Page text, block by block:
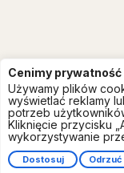
Cenimy
Używamy plików
wyświetlać reklamy
potrzeb
Kliknięcie przycisku
wykorzystywanie
Dostosuj
Projekt i